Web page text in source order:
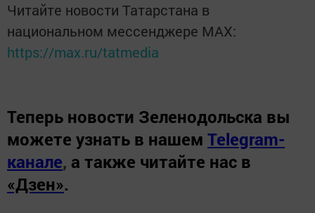
Читайте новости Татарстана в
национальном мессенджере MАХ:
https://max.ru/tatmedia
Теперь новости Зеленодольска вы
можете узнать в нашем Telegram-
канале, а также читайте нас в
«Дзен».